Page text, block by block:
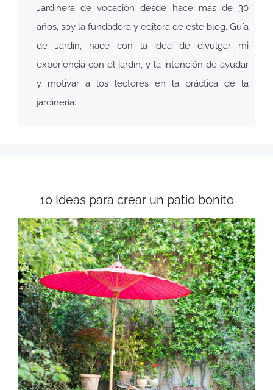
Jardinera de vocación desde hace más de 30
años, soy la fundadora y editora de este blog. Guía
de Jardín, nace con la idea de divulgar mi
experiencia con el jardín, y la intención de ayudar
y motivar a los lectores en la práctica de la
jardinería.
10 Ideas para crear un patio bonito